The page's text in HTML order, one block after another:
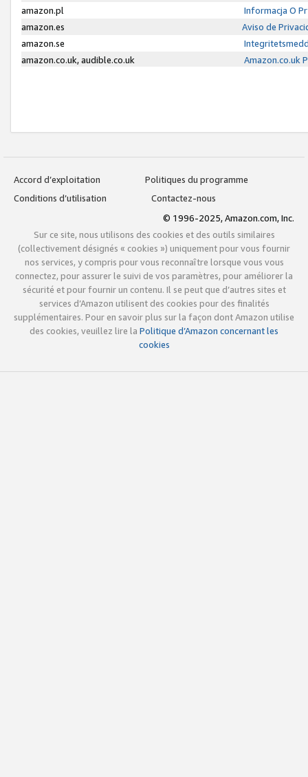
amazon.pl
Informacja O
amazon.es
Aviso de
amazon.se
amazon.co.uk, audible.co.uk
Amazon.co.uk
Accord d’exploitation
Politiques du programme
Conditions d’utilisation
Contactez-nous
© 1996-2025, Amazon.com, Inc.
Sur ce site, nous utilisons des cookies et des outils similaires
(collectivement désignés « cookies ») uniquement pour vous fournir
nos services, y compris pour vous reconnaître lorsque vous vous
connectez, pour assurer le suivi de vos paramètres, pour améliorer la
sécurité et pour fournir un contenu. Il se peut que d’autres sites et
services d’Amazon utilisent des cookies pour des finalités
supplémentaires. Pour en savoir plus sur la façon dont Amazon utilise
des cookies, veuillez lire la Politique d’Amazon concernant les
cookies